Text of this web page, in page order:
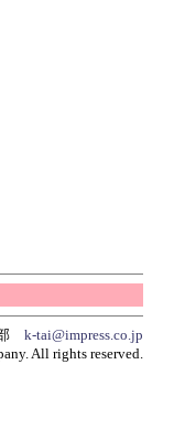
k-tai@impress.co.jp
All rights reserved.